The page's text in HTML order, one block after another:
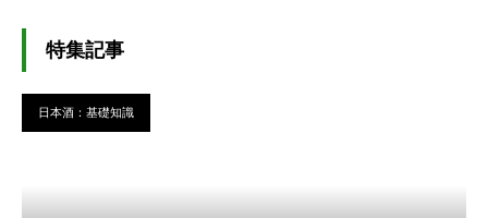
特集記事
日本酒：基礎知識